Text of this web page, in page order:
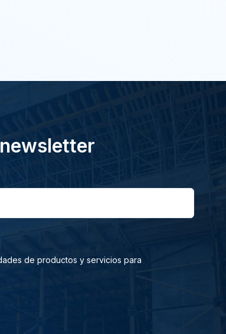
de productos y servicios para